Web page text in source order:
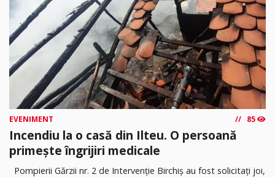
EVENIMENT 85
Incendiu la o casă din Ilteu. O persoană
primește îngrijiri medicale
Pompierii Gărzii nr. 2 de Intervenție Birchiș au fost solicitați joi,